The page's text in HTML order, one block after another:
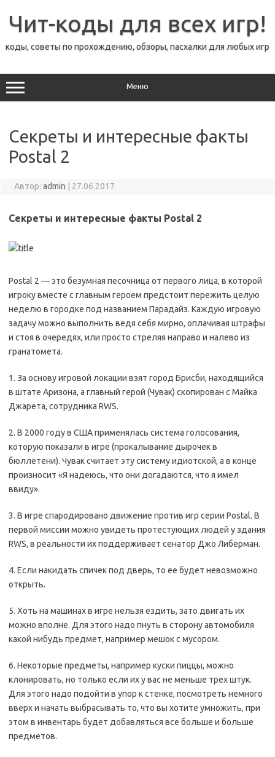
содержимому
Чит-коды для всех игр!
коды, советы по прохождению, обзоры, пасхалки для любых игр
Меню
Секреты и интересные факты
Postal 2
Автор: admin 27.06.2017
Секреты и интересные факты Postal 2
Postal 2 — это безумная песочница от первого лица, в которой
игроку вместе с главным героем предстоит пережить целую
неделю в городке под названием Парадайз. Каждую игровую
задачу можно выполнить ведя себя мирно, оплачивая штрафы
и стоя в очередях, или просто стреляя направо и налево из
гранатомета.
1. За основу игровой локации взят город Брисби, находящийся
в штате Аризона, а главный герой (Чувак) скопирован с Майка
Джарета, сотрудника RWS.
2. В 2000 году в США применялась система голосования,
которую показали в игре (прокалывание дырочек в
бюллетени). Чувак считает эту систему идиотской, а в конце
произносит «Я надеюсь, что они догадаются, что я имел
ввиду».
3. В игре спародировано движение против игр серии Postal. В
первой миссии можно увидеть протестующих людей у здания
RWS, в реальности их поддерживает сенатор Джо Либерман.
4. Если накидать спичек под дверь, то ее будет невозможно
открыть.
5. Хоть на машинах в игре нельзя ездить, зато двигать их
можно вполне. Для этого надо пнуть в сторону автомобиля
какой нибудь предмет, например мешок с мусором.
6. Некоторые предметы, например куски пиццы, можно
клонировать, но только если их у вас не меньше трех штук.
Для этого надо подойти в упор к стенке, посмотреть немного
вверх и начать выбрасывать то, что вы хотите умножить, при
этом в инвентарь будет добавляться все больше и больше
предметов.